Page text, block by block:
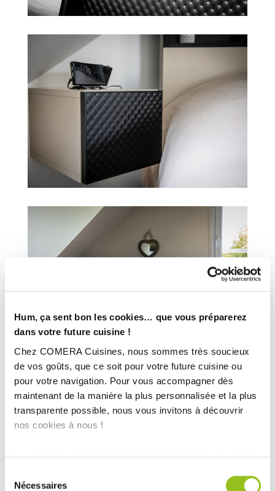
Hum, ça sent bon les cookies… que vous préparerez
dans votre future cuisine !
Chez COMERA Cuisines, nous sommes très soucieux
de vos goûts, que ce soit pour votre future cuisine ou
pour votre navigation. Pour vous accompagner dès
maintenant de la manière la plus personnalisée et la plus
transparente possible, nous vous invitons à découvrir
nos cookies à nous !
médias sociaux et d'analyser notre trafic. Nous
Nécessaires